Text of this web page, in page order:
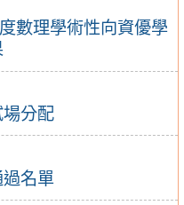
數理學術性向資優學
分配
名單